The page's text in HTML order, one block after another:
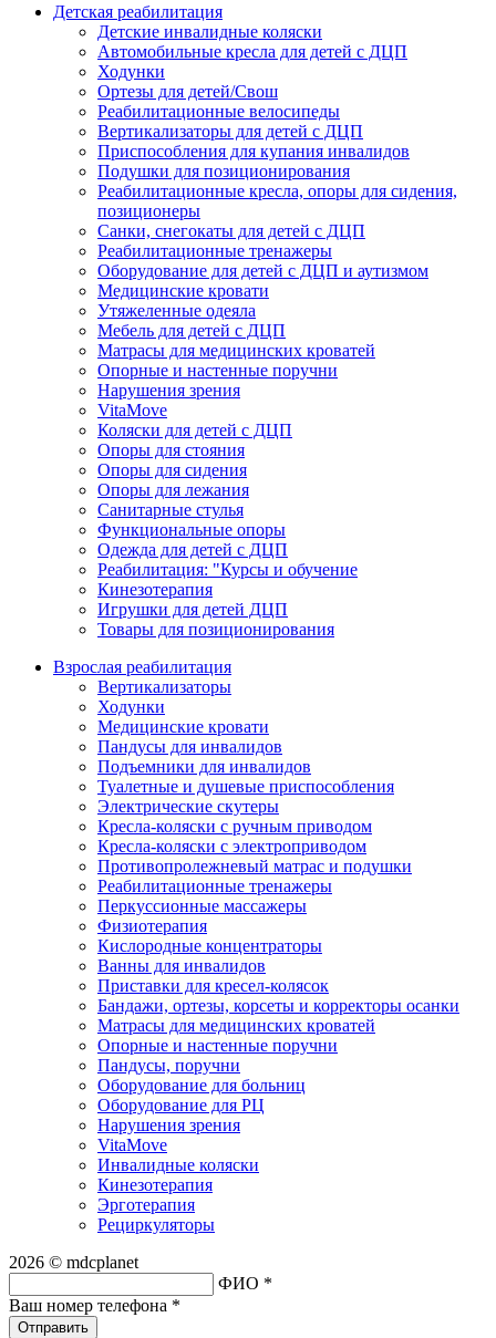
Детская реабилитация
Детские инвалидные коляски
Автомобильные кресла для детей с ДЦП
Ходунки
Ортезы для детей/Свош
Реабилитационные велосипеды
Вертикализаторы для детей с ДЦП
Приспособления для купания инвалидов
Подушки для позиционирования
Реабилитационные кресла, опоры для сидения,
позиционеры
Санки, снегокаты для детей с ДЦП
Реабилитационные тренажеры
Оборудование для детей с ДЦП и аутизмом
Медицинские кровати
Утяжеленные одеяла
Мебель для детей с ДЦП
Матрасы для медицинских кроватей
Опорные и настенные поручни
Нарушения зрения
VitaMove
Коляски для детей с ДЦП
Опоры для стояния
Опоры для сидения
Опоры для лежания
Санитарные стулья
Функциональные опоры
Одежда для детей с ДЦП
Реабилитация: "Курсы и обучение
Кинезотерапия
Игрушки для детей ДЦП
Товары для позиционирования
Взрослая реабилитация
Вертикализаторы
Ходунки
Медицинские кровати
Пандусы для инвалидов
Подъемники для инвалидов
Туалетные и душевые приспособления
Электрические скутеры
Кресла-коляски с ручным приводом
Кресла-коляски с электроприводом
Противопролежневый матрас и подушки
Реабилитационные тренажеры
Перкуссионные массажеры
Физиотерапия
Кислородные концентраторы
Ванны для инвалидов
Приставки для кресел-колясок
Бандажи, ортезы, корсеты и корректоры осанки
Матрасы для медицинских кроватей
Опорные и настенные поручни
Пандусы, поручни
Оборудование для больниц
Оборудование для РЦ
Нарушения зрения
VitaMove
Инвалидные коляски
Кинезотерапия
Эрготерапия
Рециркуляторы
2026 © mdcplanet
ФИО *
Ваш номер телефона *
Отправить